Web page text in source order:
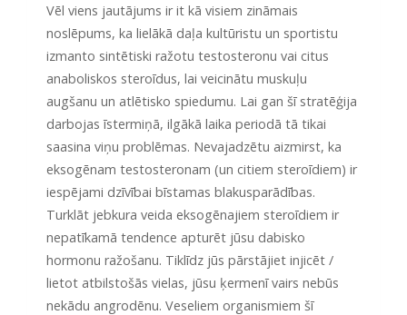
Vēl viens jautājums ir it kā visiem zināmais
noslēpums, ka lielākā daļa kultūristu un sportistu
izmanto sintētiski ražotu testosteronu vai citus
anaboliskos steroīdus, lai veicinātu muskuļu
augšanu un atlētisko spiedumu. Lai gan šī stratēģija
darbojas īstermiņā, ilgākā laika periodā tā tikai
saasina viņu problēmas. Nevajadzētu aizmirst, ka
eksogēnam testosteronam (un citiem steroīdiem) ir
iespējami dzīvībai bīstamas blakusparādības.
Turklāt jebkura veida eksogēnajiem steroīdiem ir
nepatīkamā tendence apturēt jūsu dabisko
hormonu ražošanu. Tiklīdz jūs pārstājiet injicēt /
lietot atbilstošās vielas, jūsu ķermenī vairs nebūs
nekādu angrodēnu. Veseliem organismiem šī